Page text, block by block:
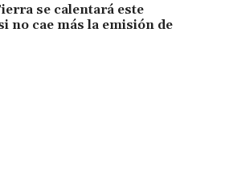
se calentará este
no cae más la emisión de